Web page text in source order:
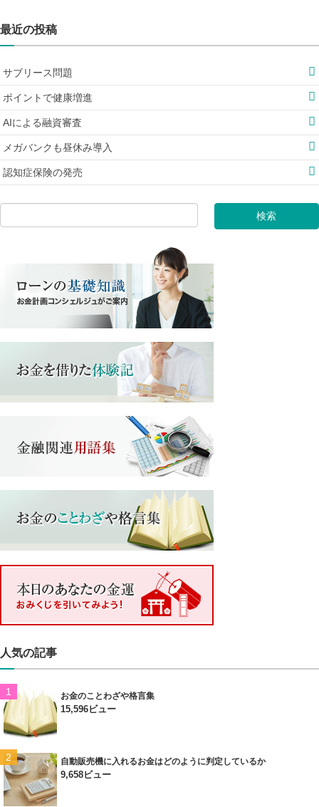
最近の投稿
サブリース問題
ポイントで健康増進
AIによる融資審査
メガバンクも昼休み導入
認知症保険の発売
人気の記事
お金のことわざや格言集
15,596ビュー
自動販売機に入れるお金はどのように判定しているか
9,658ビュー